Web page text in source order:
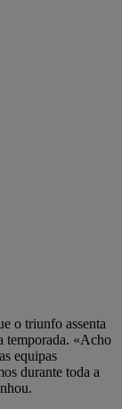
o triunfo assenta
temporada. «Acho
equipas
durante toda a